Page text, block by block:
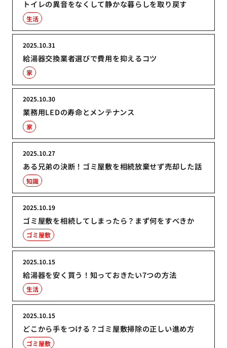
トイレの異音をなくして静かな暮らしを取り戻す
生活
給湯器交換業者選びで費用を抑えるコツ
2025.10.31
家
業務用LEDの寿命とメンテナンス
2025.10.30
家
ある兄弟の決断！ゴミ屋敷を相続放棄せず売却した話
2025.10.27
知識
ゴミ屋敷を相続してしまったら？まず何をすべきか
2025.10.19
ゴミ屋敷
給湯器を安く買う！知っておきたい7つの方法
2025.10.15
生活
どこから手をつける？ゴミ屋敷掃除の正しい進め方
2025.10.15
ゴミ屋敷